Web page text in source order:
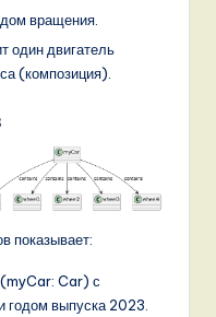
вращения.
один двигатель
(композиция).
показывает:
Car) с
выпуска 2023.